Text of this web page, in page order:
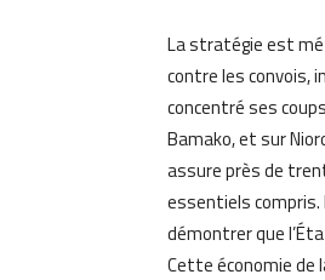
La stratégie est
contre les convois,
concentré ses
Bamako, et sur
assure près de
essentiels compris.
démontrer que
Cette économie de